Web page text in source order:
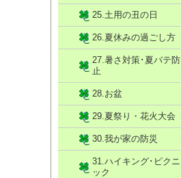
25.土用の丑の日
26.夏休みの過ごし方
27.暑さ対策･夏バテ防
止
28.お盆
29.夏祭り・花火大会
30.我が家の防災
31.ハイキング･ピクニ
ック